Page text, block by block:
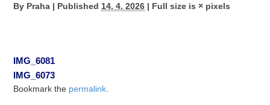
By Praha | Published 14. 4. 2026 | Full size is × pixels
IMG_6081
IMG_6073
Bookmark the permalink